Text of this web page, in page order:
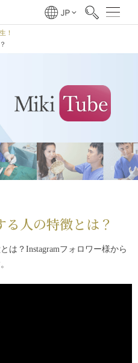
！
人の特徴とは？
は？Instagramフォロワー様から